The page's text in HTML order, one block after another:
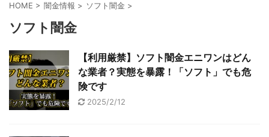
HOME > 闇金情報 > ソフト闇金 >
ソフト闇金
【利用厳禁】ソフト闇金エニワンはどん
な業者？実態を暴露！「ソフト」でも危
険です
2025/2/12